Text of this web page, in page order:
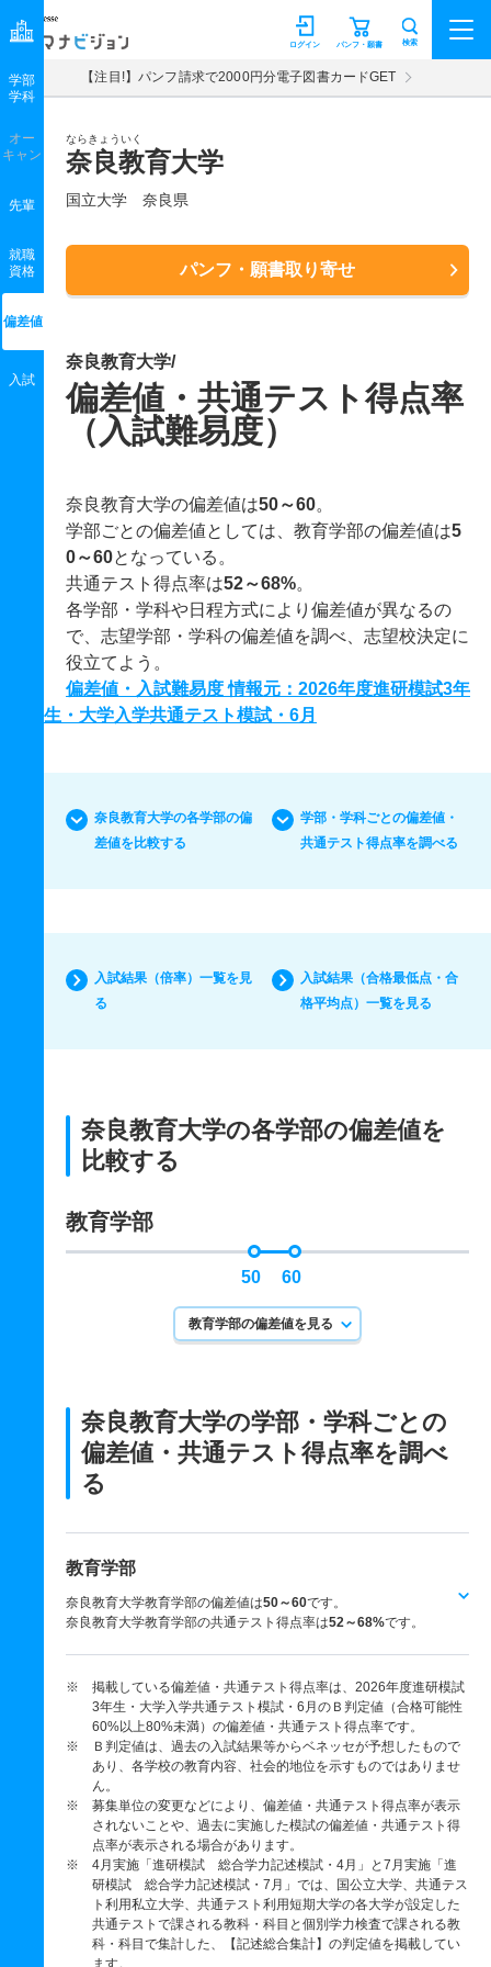
マナビジョン パンフ・願書
ログイン 検索
【注目!】パンフ請求で2000円分電子図書カードGET
ならきょういく
奈良教育大学
国立大学 奈良県
パンフ・願書取り寄せ
学部
学科
オー
キャン
先輩
就職
資格
偏差値
入試
奈良教育大学/
偏差値・共通テスト得点率
（入試難易度）
奈良教育大学の偏差値は50～60。
学部ごとの偏差値としては、教育学部の偏差値は5
0～60となっている。
共通テスト得点率は52～68%。
各学部・学科や日程方式により偏差値が異なるの
で、志望学部・学科の偏差値を調べ、志望校決定に
役立てよう。
偏差値・入試難易度 情報元：2026年度進研模試3年
生・大学入学共通テスト模試・6月
奈良教育大学の各学部の偏
差値を比較する
学部・学科ごとの偏差値・
共通テスト得点率を調べる
入試結果（倍率）一覧を見
る
入試結果（合格最低点・合
格平均点）一覧を見る
奈良教育大学の各学部の偏差値を
比較する
教育学部
50 60
教育学部の偏差値を見る
奈良教育大学の学部・学科ごとの
偏差値・共通テスト得点率を調べ
る
教育学部
奈良教育大学教育学部の偏差値は50～60です。
奈良教育大学教育学部の共通テスト得点率は52～68%です。
※ 掲載している偏差値・共通テスト得点率は、2026年度進研模試
3年生・大学入学共通テスト模試・6月のＢ判定値（合格可能性
60%以上80%未満）の偏差値・共通テスト得点率です。
※ Ｂ判定値は、過去の入試結果等からベネッセが予想したもので
あり、各学校の教育内容、社会的地位を示すものではありませ
ん。
※ 募集単位の変更などにより、偏差値・共通テスト得点率が表示
されないことや、過去に実施した模試の偏差値・共通テスト得
点率が表示される場合があります。
※ 4月実施「進研模試 総合学力記述模試・4月」と7月実施「進
研模試 総合学力記述模試・7月」では、国公立大学、共通テス
ト利用私立大学、共通テスト利用短期大学の各大学が設定した
共通テストで課される教科・科目と個別学力検査で課される教
科・科目で集計した、【記述総合集計】の判定値を掲載してい
ます。